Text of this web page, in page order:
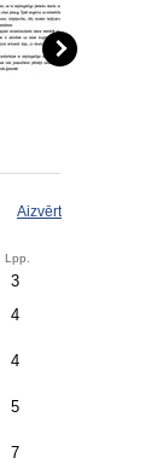
Aizvērt
Lpp.
3
4
4
5
7